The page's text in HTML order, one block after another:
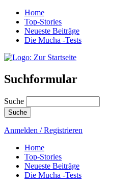
Home
Top-Stories
Neueste Beiträge
Die Mucha -Tests
Suchformular
Suche
Anmelden / Registrieren
Home
Top-Stories
Neueste Beiträge
Die Mucha -Tests